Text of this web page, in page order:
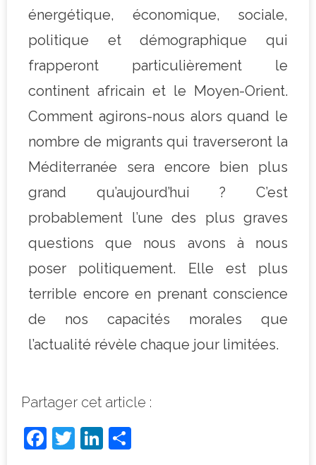
énergétique, économique, sociale,
politique et démographique qui
frapperont particulièrement le
continent africain et le Moyen-Orient.
Comment agirons-nous alors quand le
nombre de migrants qui traverseront la
Méditerranée sera encore bien plus
grand qu’aujourd’hui ? C’est
probablement l’une des plus graves
questions que nous avons à nous
poser politiquement. Elle est plus
terrible encore en prenant conscience
de nos capacités morales que
l’actualité révèle chaque jour limitées.
Partager cet article :
F
T
Li